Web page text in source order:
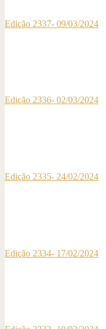
Edição 2337- 09/03/2024
Edição 2336- 02/03/2024
Edição 2335- 24/02/2024
Edição 2334- 17/02/2024